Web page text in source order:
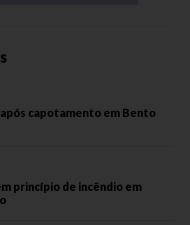
capotamento em Bento
princípio de incêndio em